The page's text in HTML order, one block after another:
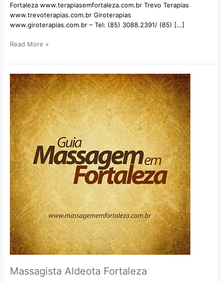
Fortaleza www.terapiasemfortaleza.com.br Trevo Terapias
www.trevoterapias.com.br Giroterapias
www.giroterapias.com.br – Tel: (85) 3088.2391/ (85) […]
Read More »
Massagista Aldeota Fortaleza
Massagista
Aldeota
Fortaleza